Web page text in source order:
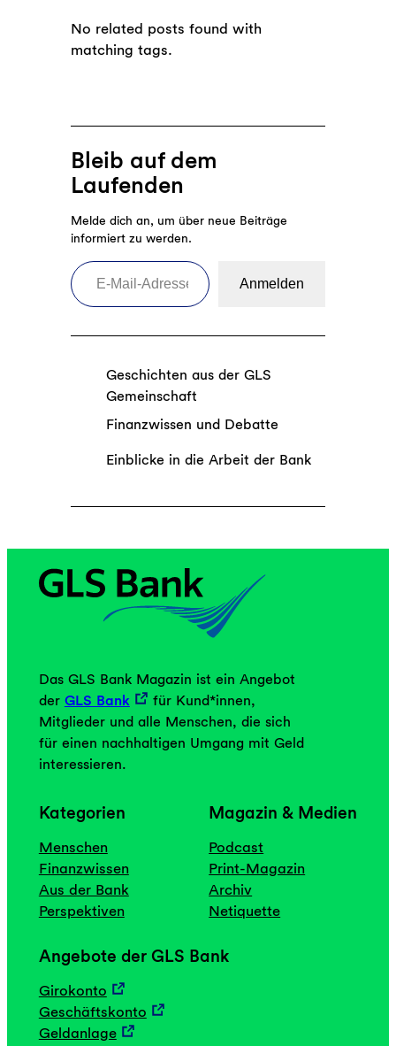
No related posts found with
matching tags.
Bleib auf dem
Laufenden
Melde dich an, um über neue Beiträge
informiert zu werden.
E-Mail-Adresse eingeben
Anmelden
Geschichten aus der GLS
Gemeinschaft
Finanzwissen und Debatte
Einblicke in die Arbeit der Bank
Das GLS Bank Magazin ist ein Angebot
der GLS Bank
für Kund*innen,
Mitglieder und alle Menschen, die sich
für einen nachhaltigen Umgang mit Geld
interessieren.
Kategorien
Menschen
Finanzwissen
Aus der Bank
Perspektiven
Magazin & Medien
Podcast
Print-Magazin
Archiv
Netiquette
Angebote der GLS Bank
Girokonto
Geschäftskonto
Geldanlage